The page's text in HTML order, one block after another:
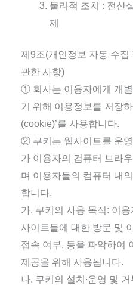
물리적 조치 : 전산
제
제9조(개인정보 자동 수집
관한 사항)
① 회사는 이용자에게 개
기 위해 이용정보를 저장
(cookie)’를 사용합니다.
② 쿠키는 웹사이트를 운
가 이용자의 컴퓨터 브라
며 이용자들의 컴퓨터 내
합니다.
가. 쿠키의 사용 목적: 이
사이트들에 대한 방문 및
접속 여부, 등을 파악하여
제공을 위해 사용됩니다.
나. 쿠키의 설치∙운영 및